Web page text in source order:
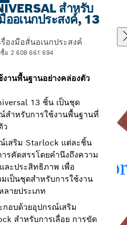
สำหรับ
ออเนกประสงค์, 13
องมือสั่นอเนกประสงค์
อ 2 608 661 694
งานพื้นฐานอย่างคล่องตัว
13 ชิ้น เป็นชุด
สำหรับการใช้งานพื้นฐานที่
ว
เสริม Starlock แต่ละชิ้น
ารคัดสรรโดยคำนึงถึงความ
ละประสิทธิภาพ เพื่อ
มเป็นชุดสำหรับการใช้งาน
ลายประเภท
กอบด้วยอุปกรณ์เสริม
สำหรับการเลื่อย การขัด